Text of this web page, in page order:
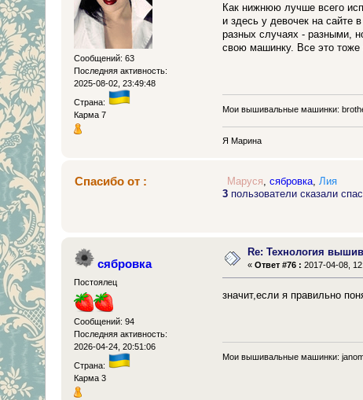
Сообщений: 63
Последняя активность:
2025-08-02, 23:49:48
Страна:
Карма 7
Как нижнюю лучше всего
и здесь у девочек на сайте
разных случаях - разными,
свою машинку. Все это тоже
Мои вышивальные машинки:
Я Марина
Спасибо от : Маруся ,сябровка Лия
3пользователи сказали
сябровка
Постоялец
Сообщений: 94
Последняя активность:
2026-04-24, 20:51:06
Страна:
Карма 3
Re: Технология
«Ответ #76 : 2017-04-08,
значит,если я правильно
Мои вышивальные машинки: